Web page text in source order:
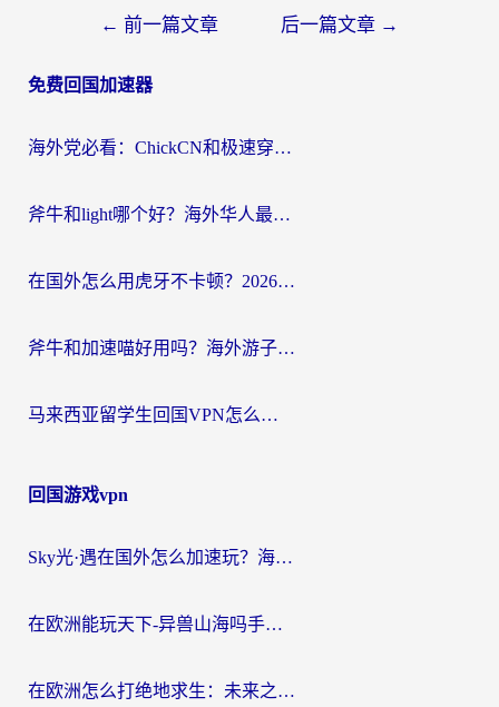
导
← 前一篇文章 后一篇文章 →
免费回国加速器
海外党必看：ChickCN和极速穿梭VPN好用吗？3招教你选对回国加速器无缝刷国内资源
斧牛和light哪个好？海外华人最关心的回国加速器选择难题，一篇讲透
在国外怎么用虎牙不卡顿？2026海外华人亲测有效的回国加速器选择指南
斧牛和加速喵好用吗？海外游子的真实选择困境
马来西亚留学生回国VPN怎么选？3个避坑点+1款实测好用的加速器推荐
回国游戏vpn
Sky光·遇在国外怎么加速玩？海外党亲测有效的国服游戏加速指南
在欧洲能玩天下-异兽山海吗手游？海外玩家的加速器生存指南
在欧洲怎么打绝地求生：未来之役不卡？留学生亲测的加速器避坑指南